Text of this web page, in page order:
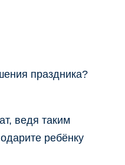
праздника?
ведя таким
ребёнку